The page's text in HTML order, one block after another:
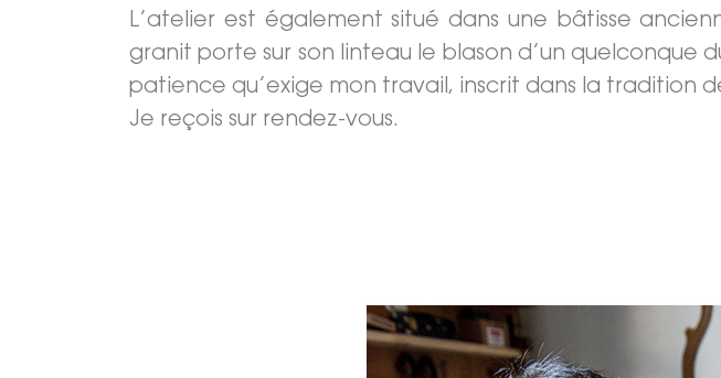
L’atelier est également situé dans une bâtisse
granit porte sur son linteau le blason d’un
patience qu’exige mon travail, inscrit dans la tradition
Je reçois sur rendez-vous.